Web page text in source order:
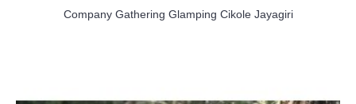
Company Gathering Glamping Cikole Jayagiri